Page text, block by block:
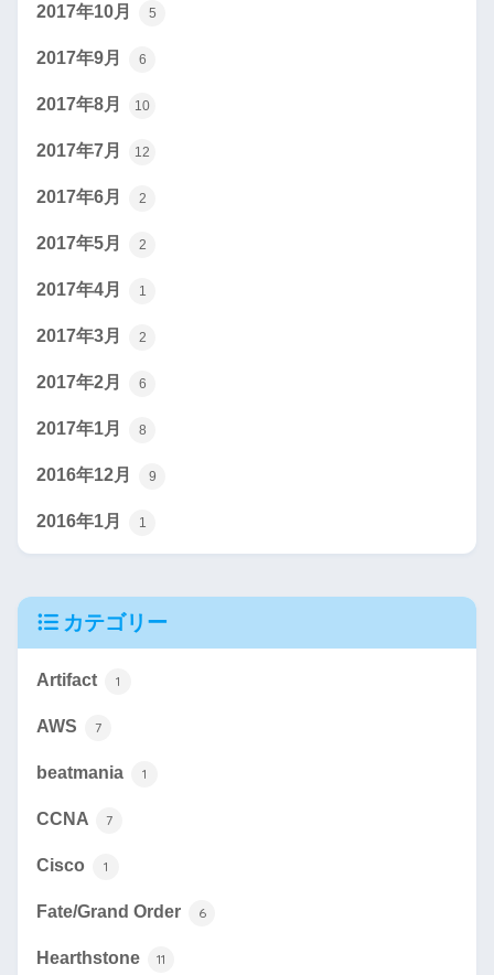
2017年10月 5
2017年9月 6
2017年8月 10
2017年7月 12
2017年6月 2
2017年5月 2
2017年4月 1
2017年3月 2
2017年2月 6
2017年1月 8
2016年12月 9
2016年1月 1
カテゴリー
Artifact 1
AWS 7
beatmania 1
CCNA 7
Cisco 1
Fate/Grand Order 6
Hearthstone 11